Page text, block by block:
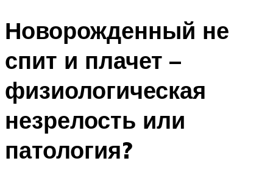
Новорожденный не
спит и плачет –
физиологическая
незрелость или
патология?